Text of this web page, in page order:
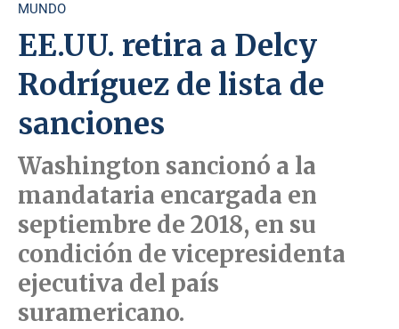
MUNDO
EE.UU. retira a Delcy
Rodríguez de lista de
sanciones
Washington sancionó a la
mandataria encargada en
septiembre de 2018, en su
condición de vicepresidenta
ejecutiva del país
suramericano.